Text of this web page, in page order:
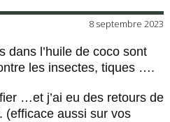
8 septembre 2023
dans l’huile de coco sont
les insectes, tiques ….
…et j’ai eu des retours de
(efficace aussi sur vos